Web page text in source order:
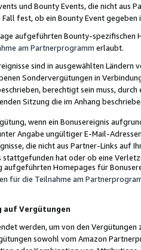
und Bounty Events, die nicht
Fall fest, ob ein Bounty Event
aufgeführten Bounty-spezifischen
am Partnerprogramm erlaubt.
sind in ausgewählten Ländern
Sondervergütungen in
berechtigt sein muss,
Sitzung die im Anhang
wenn ein Bonusereignis
Angabe ungültiger E-Mail-
die nicht aus Partner-Links auf
stattgefunden hat oder ob eine
aufgeführten Homepages für
für die Teilnahme am
auf Vergütungen
werden, um von den
sowohl vom Amazon